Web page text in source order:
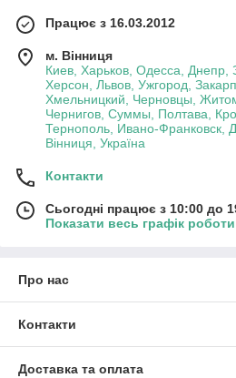
Працює з 16.03.2012
м. Вінниця
Киев, Харьков, Одесса, Днепр,
Херсон, Львов, Ужгород,
Хмельницкий, Черновцы,
Чернигов, Суммы, Полтава,
Тернополь, Ивано-Франковск,
Вінниця, Україна
Контакти
Сьогодні працює з 10:00 до
Показати весь графік роботи
Про нас
Контакти
Доставка та оплата